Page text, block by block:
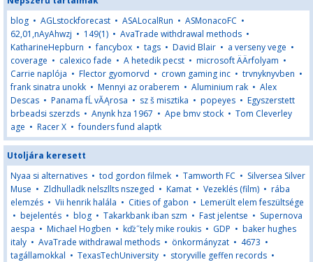
blog • AGLstockforecast • ASALocalRun • ASMonacoFC •
62,01,nAyAhwzj • 149(1) • AvaTrade withdrawal methods •
KatharineHepburn •fancybox • tags • David Blair • a verseny vege •
coverage • calexico fade • A hetedik pecst • microsoft ÄÄrfolyam •
Carrie naplója • Flector gyomorvd • crown gaming inc • trvnyknyvben •
frank sinatra unokk • Mennyi az oraberem • Aluminium rak • Alex
Descas • Panama fĹ vĂĄrosa • sz š misztika • popeyes • Egyszerstett
brbeadsi szerzds • Anynk hza 1967 • Ape bmv stock • Tom Cleverley
age • Racer X •founders fund alaptk
Utoljára keresett
Nyaa si alternatives • tod gordon filmek • Tamworth FC • Silversea Silver
Muse • Zldhulladk nelszllts nszeged • Kamat • Vezeklés (film) • rába
elemzés • Vii henrik halála • Cities of gabon • Lemerült elem feszültsége
• bejelentés • blog • Takarkbank iban szm • Fast jelentse • Supernova
aespa • Michael Hogben • kďż˝tely mike roukis • GDP • baker hughes
italy • AvaTrade withdrawal methods • önkormányzat • 4673 •
tagállamokkal • TexasTechUniversity • storyville geffen records •